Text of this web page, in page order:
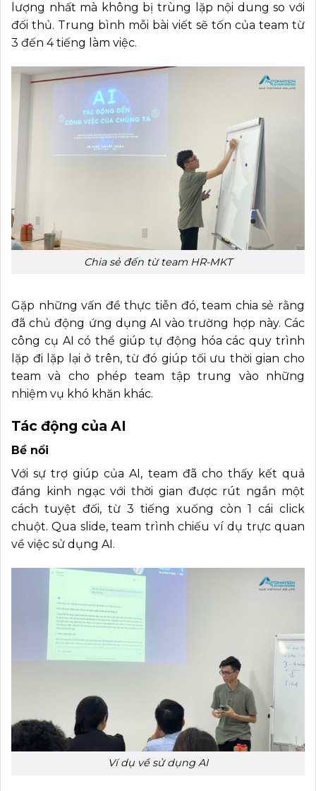
lượng nhất mà không bị trùng lặp nội dung so với
đối thủ. Trung bình mỗi bài viết sẽ tốn của team từ
3 đến 4 tiếng làm việc.
Chia sẻ đến từ team HR-MKT
Gặp những vấn đề thực tiễn đó, team chia sẻ rằng
đã chủ động ứng dụng AI vào trường hợp này. Các
công cụ AI có thể giúp tự động hóa các quy trình
lặp đi lặp lại ở trên, từ đó giúp tối ưu thời gian cho
team và cho phép team tập trung vào những
nhiệm vụ khó khăn khác.
Tác động của AI
Bề nổi
Với sự trợ giúp của AI, team đã cho thấy kết quả
đáng kinh ngạc với thời gian được rút ngắn một
cách tuyệt đối, từ 3 tiếng xuống còn 1 cái click
chuột. Qua slide, team trình chiếu ví dụ trực quan
về việc sử dụng AI.
Ví dụ về sử dụng AI